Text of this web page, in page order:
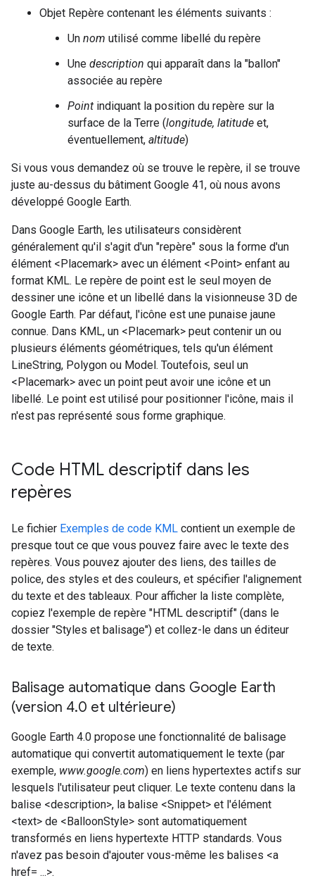
Objet Repère contenant les éléments suivants :
Un nom utilisé comme libellé du repère
Une description qui apparaît dans la "ballon"
associée au repère
Point indiquant la position du repère sur la
surface de la Terre (longitude, latitude et,
éventuellement, altitude)
Si vous vous demandez où se trouve le repère, il se trouve
juste au-dessus du bâtiment Google 41, où nous avons
développé Google Earth.
Dans Google Earth, les utilisateurs considèrent
généralement qu'il s'agit d'un "repère" sous la forme d'un
élément <Placemark> avec un élément <Point> enfant au
format KML. Le repère de point est le seul moyen de
dessiner une icône et un libellé dans la visionneuse 3D de
Google Earth. Par défaut, l'icône est une punaise jaune
connue. Dans KML, un <Placemark> peut contenir un ou
plusieurs éléments géométriques, tels qu'un élément
LineString, Polygon ou Model. Toutefois, seul un
<Placemark> avec un point peut avoir une icône et un
libellé. Le point est utilisé pour positionner l'icône, mais il
n'est pas représenté sous forme graphique.
Code HTML descriptif dans les
repères
Le fichier Exemples de code KML contient un exemple de
presque tout ce que vous pouvez faire avec le texte des
repères. Vous pouvez ajouter des liens, des tailles de
police, des styles et des couleurs, et spécifier l'alignement
du texte et des tableaux. Pour afficher la liste complète,
copiez l'exemple de repère "HTML descriptif" (dans le
dossier "Styles et balisage") et collez-le dans un éditeur
de texte.
Balisage automatique dans Google Earth
(version 4.0 et ultérieure)
Google Earth 4.0 propose une fonctionnalité de balisage
automatique qui convertit automatiquement le texte (par
exemple, www.google.com) en liens hypertextes actifs sur
lesquels l'utilisateur peut cliquer. Le texte contenu dans la
balise <description>, la balise <Snippet> et l'élément
<text> de <BalloonStyle> sont automatiquement
transformés en liens hypertexte HTTP standards. Vous
n'avez pas besoin d'ajouter vous-même les balises <a
href= ...>.